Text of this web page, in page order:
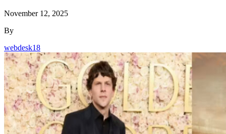
November 12, 2025
By
webdesk18